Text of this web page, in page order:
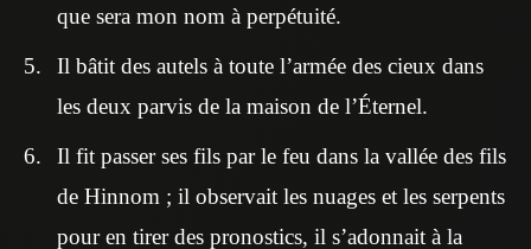
que sera mon nom à perpétuité.
Il bâtit des autels à toute l’armée des cieux dans
les deux parvis de la maison de l’Éternel.
Il fit passer ses fils par le feu dans la vallée des fils
de Hinnom ; il observait les nuages et les serpents
pour en tirer des pronostics, il s’adonnait à la